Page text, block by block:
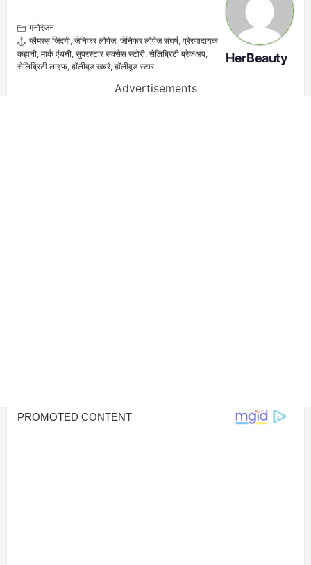
मनोरंजन
ग्लैमरस जिंदगी, जेनिफर लोपेज़, जेनिफर लोपेज़ संघर्ष, प्रेरणादायक
कहानी, मार्क एंथनी, सुपरस्टार सक्सेस स्टोरी, सेलिब्रिटी ब्रेकअप,
सेलिब्रिटी लाइफ, हॉलीवुड खबरें, हॉलीवुड स्टार
HerBeauty
Advertisements